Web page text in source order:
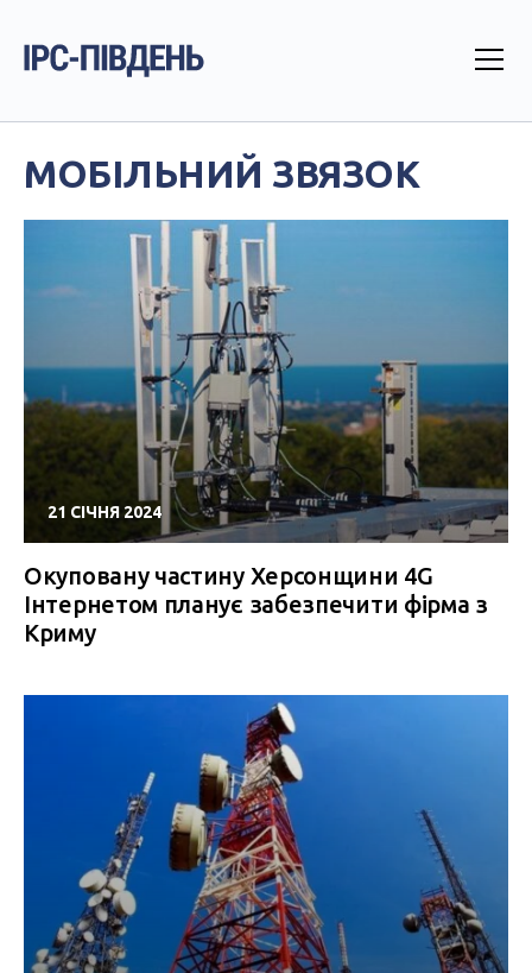
МОБІЛЬНИЙ ЗВЯЗОК
21 СІЧНЯ 2024
Окуповану частину Херсонщини 4G
Інтернетом планує забезпечити фірма з
Криму